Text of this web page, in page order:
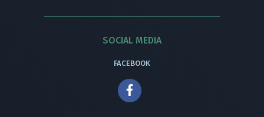
SOCIAL MEDIA
FACEBOOK